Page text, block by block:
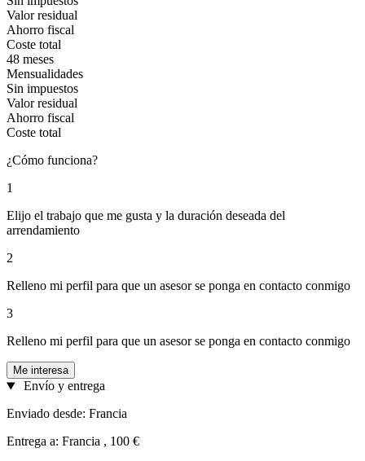
Valor residual
Ahorro fiscal
Coste total
48 meses
Mensualidades
Sin impuestos
Valor residual
Ahorro fiscal
Coste total
¿Cómo funciona?
1
Elijo el trabajo que me gusta y la duración deseada del
arrendamiento
2
Relleno mi perfil para que un asesor se ponga en contacto conmigo
3
Relleno mi perfil para que un asesor se ponga en contacto conmigo
Me interesa
Envío y entrega
Enviado desde: Francia
Entrega a: Francia , 100 €